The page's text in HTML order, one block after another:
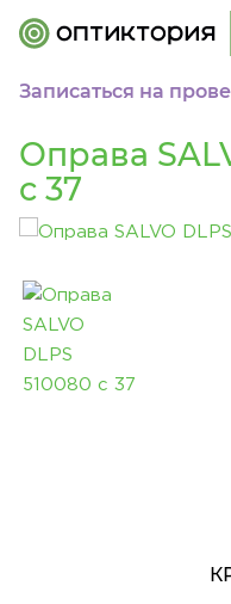
Записаться на
Оправа
c 37